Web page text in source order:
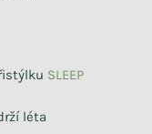
SLEEP
léta